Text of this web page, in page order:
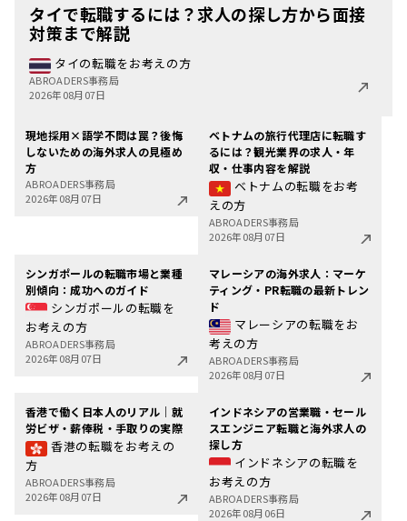
タイで転職するには？求人の探し方から面接
対策まで解説
タイの転職をお考えの方
ABROADERS事務局
2026年08月07日
現地採用×語学不問は罠？後悔
しないための海外求人の見極め
方
ABROADERS事務局
2026年08月07日
ベトナムの旅行代理店に転職す
るには？観光業界の求人・年
収・仕事内容を解説
ベトナムの転職をお考
えの方
ABROADERS事務局
2026年08月07日
シンガポールの転職市場と業種
別傾向：成功へのガイド
シンガポールの転職を
お考えの方
ABROADERS事務局
2026年08月07日
マレーシアの海外求人：マーケ
ティング・PR転職の最新トレン
ド
マレーシアの転職をお
考えの方
ABROADERS事務局
2026年08月07日
香港で働く日本人のリアル｜就
労ビザ・薪俸税・手取りの実際
香港の転職をお考えの
方
ABROADERS事務局
2026年08月07日
インドネシアの営業職・セール
スエンジニア転職と海外求人の
探し方
インドネシアの転職を
お考えの方
ABROADERS事務局
2026年08月06日